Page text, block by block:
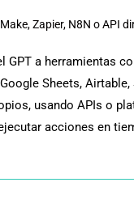
Zapier, N8N o API
GPT a herramientas
Sheets,
usando APIs o
acciones en